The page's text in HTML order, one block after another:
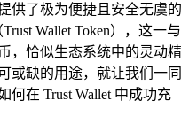
供了极为便捷且安全无虞的
Wallet Token），这一与
，恰似生态系统中的灵动精
或缺的用途，就让我们一同
何在 Trust Wallet 中成功充